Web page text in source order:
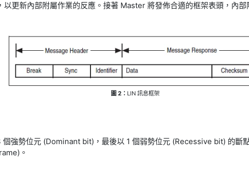
更新內部附屬作業的反應。接著 Master 將發佈合適的框架表頭，內
圖 2： LIN 訊息框架
強勢位元 (Dominant bit)，最後以 1 個弱勢位元 (Recessive bit) 的
。